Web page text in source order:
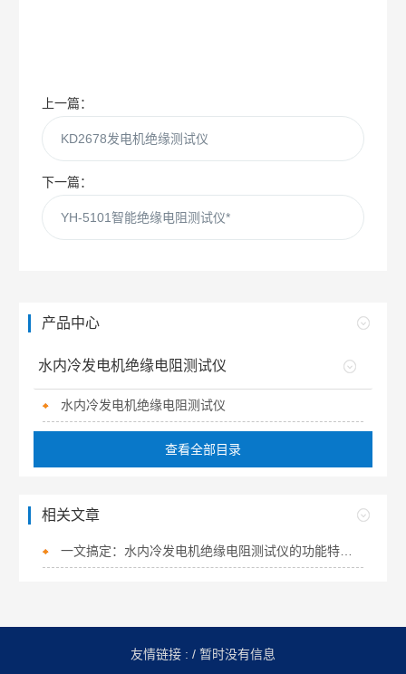
上一篇：
KD2678发电机绝缘测试仪
下一篇：
YH-5101智能绝缘电阻测试仪*
产品中心
水内冷发电机绝缘电阻测试仪
水内冷发电机绝缘电阻测试仪
查看全部目录
相关文章
友情链接 : / 暂时没有信息